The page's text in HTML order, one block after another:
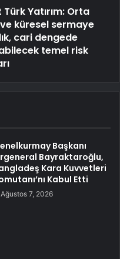
Türk Yatırım: Orta
küresel sermaye
cari dengede
temel risk
Başkanı
Bayraktaroğlu,
Kara Kuvvetleri
Kabul Etti
Ağustos 7, 2026